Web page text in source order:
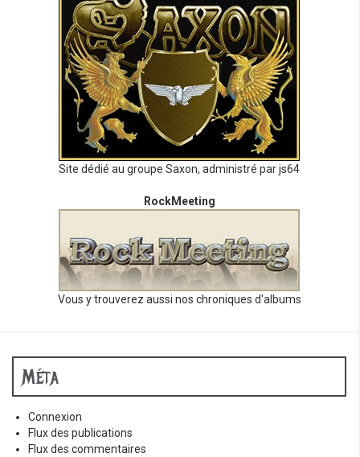
Site dédié au groupe Saxon, administré par js64
RockMeeting
Vous y trouverez aussi nos chroniques d'albums
Méta
Connexion
Flux des publications
Flux des commentaires